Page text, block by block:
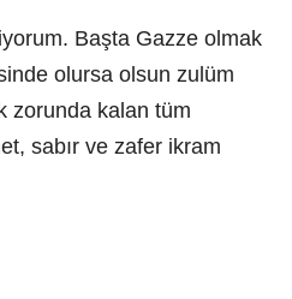
Başta Gazze olmak
olursa olsun zulüm
zorunda kalan tüm
sabır ve zafer ikram